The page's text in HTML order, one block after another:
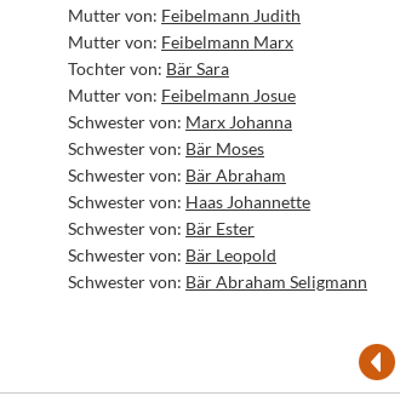
Mutter von: Feibelmann Judith
Mutter von: Feibelmann Marx
Tochter von: Bär Sara
Mutter von: Feibelmann Josue
Schwester von: Marx Johanna
Schwester von: Bär Moses
Schwester von: Bär Abraham
Schwester von: Haas Johannette
Schwester von: Bär Ester
Schwester von: Bär Leopold
Schwester von: Bär Abraham Seligmann